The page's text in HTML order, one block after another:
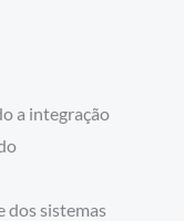
a integração
dos sistemas